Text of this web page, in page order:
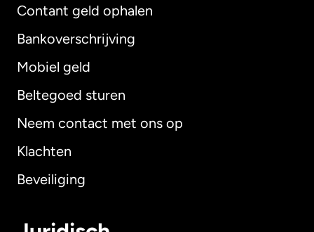
Contant geld ophalen
Bankoverschrijving
Mobiel geld
Beltegoed sturen
Neem contact met ons op
Klachten
Beveiliging